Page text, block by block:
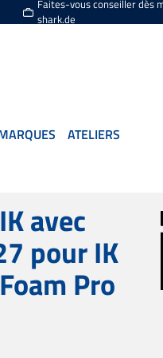
Faites-vous conseiller dès
shark.de
ATELIERS
avec
pour IK
Pro